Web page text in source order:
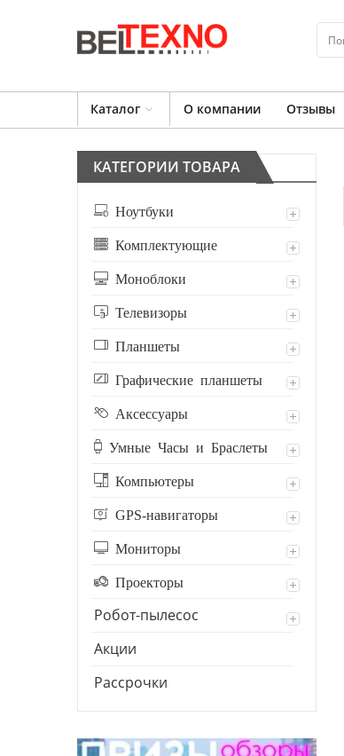
Каталог О компании Отзывы
КАТЕГОРИИ ТОВАРА
Ноутбуки
Комплектующие
Моноблоки
Телевизоры
Планшеты
Графические планшеты
Аксессуары
Умные Часы и Браслеты
Компьютеры
GPS-навигаторы
Мониторы
Проекторы
Робот-пылесос
Акции
Рассрочки